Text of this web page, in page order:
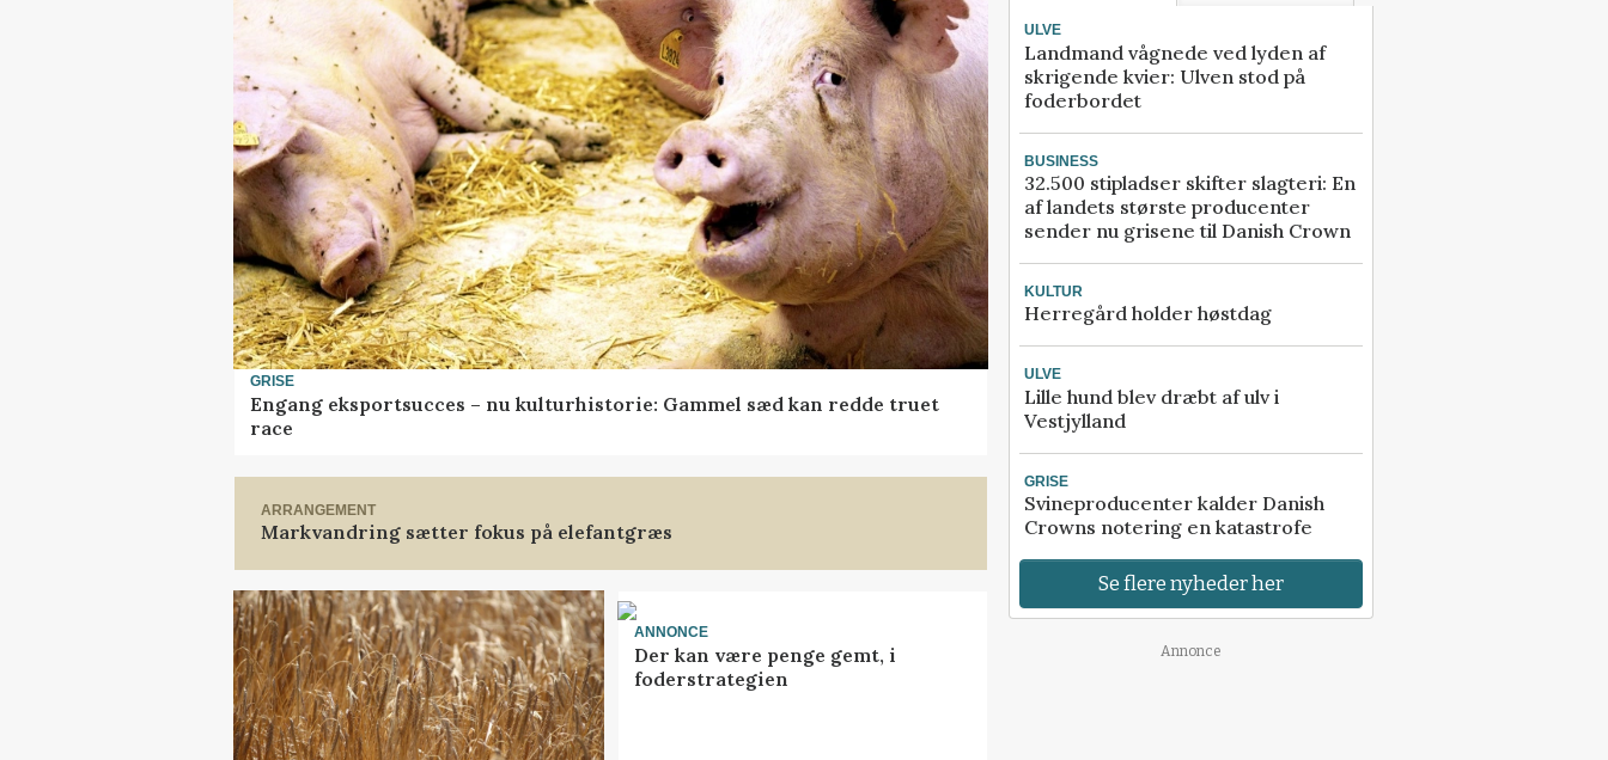
GRISE
Engang eksportsucces – nu kulturhistorie: Gammel sæd kan redde truet
race
ARRANGEMENT
Markvandring sætter fokus på elefantgræs
ANNONCE
Der kan være penge gemt, i
foderstrategien
ULVE
Landmand vågnede ved lyden af
skrigende kvier: Ulven stod på
foderbordet
BUSINESS
32.500 stipladser skifter slagteri: En
af landets største producenter
sender nu grisene til Danish Crown
KULTUR
Herregård holder høstdag
ULVE
Lille hund blev dræbt af ulv i
Vestjylland
GRISE
Svineproducenter kalder Danish
Crowns notering en katastrofe
Se flere nyheder her
Annonce